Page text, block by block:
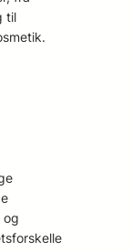
til
og